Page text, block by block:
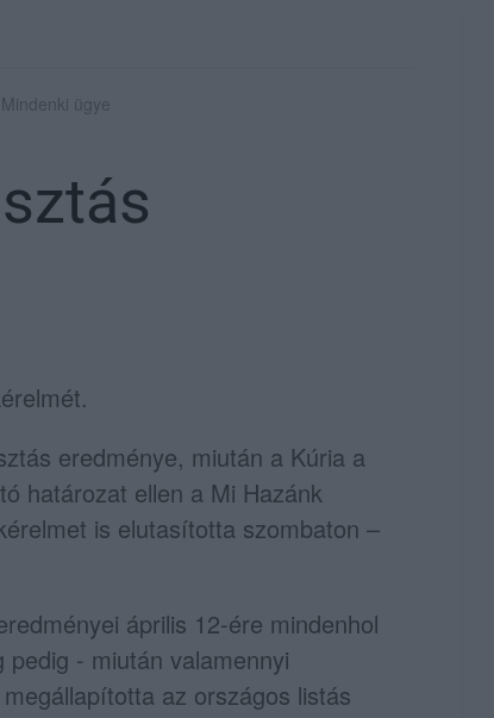
ügye
eredménye, miután a Kúria a
határozat ellen a Mi Hazánk
is elutasította szombaton –
április 12-ére mindenhol
- miután valamennyi
az országos listás